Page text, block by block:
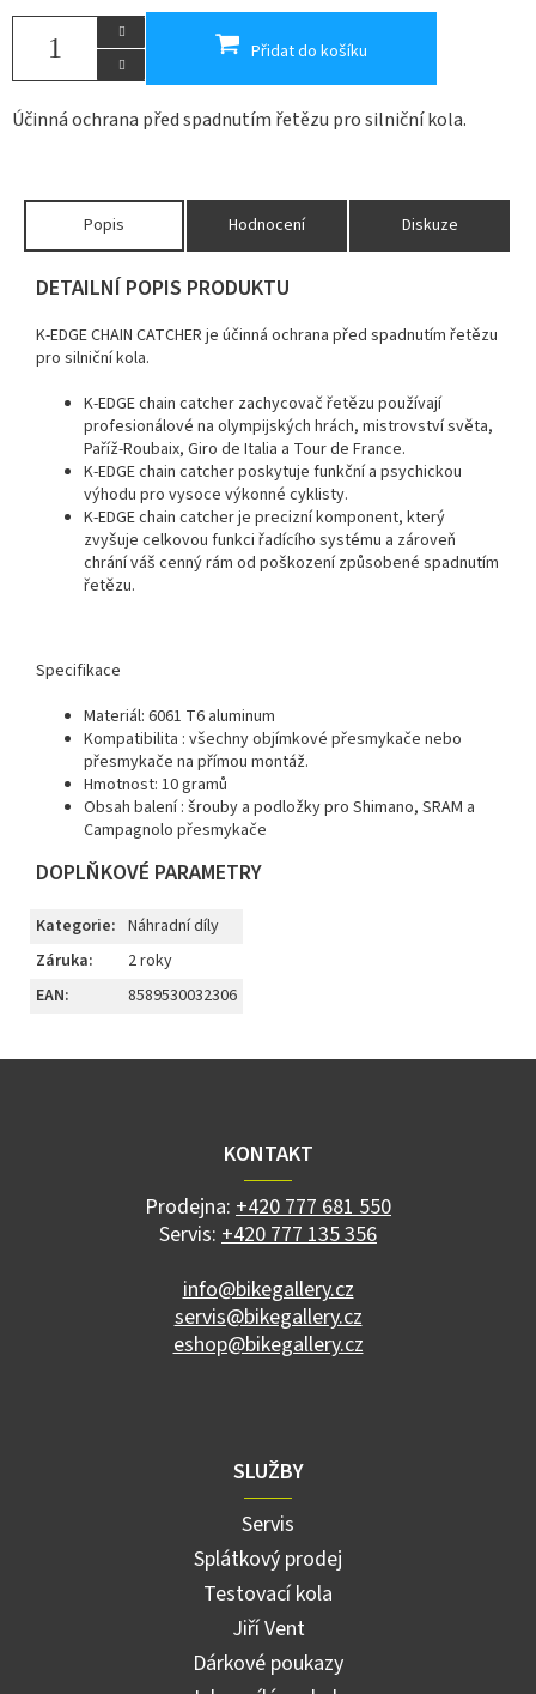
Přidat do košíku
Účinná ochrana před spadnutím řetězu pro silniční kola.
Popis Hodnocení Diskuze
DETAILNÍ POPIS PRODUKTU
K-EDGE CHAIN CATCHER je účinná ochrana před spadnutím řetězu
pro silniční kola.
K-EDGE chain catcher zachycovač řetězu používají
profesionálové na olympijských hrách, mistrovství světa,
Paříž-Roubaix, Giro de Italia a Tour de France.
K-EDGE chain catcher poskytuje funkční a psychickou
výhodu pro vysoce výkonné cyklisty.
K-EDGE chain catcher je precizní komponent, který
zvyšuje celkovou funkci řadícího systému a zároveň
chrání váš cenný rám od poškození způsobené spadnutím
řetězu.
Specifikace
Materiál: 6061 T6 aluminum
Kompatibilita : všechny objímkové přesmykače nebo
přesmykače na přímou montáž.
Hmotnost: 10 gramů
Obsah balení : šrouby a podložky pro Shimano, SRAM a
Campagnolo přesmykače
DOPLŇKOVÉ PARAMETRY
Kategorie: Náhradní díly
Záruka:
2 roky
EAN: 8589530032306
Z
KONTAKT
Prodejna: +420 777 681 550
Servis: +420 777 135 356
info@bikegallery.cz
servis@bikegallery.cz
eshop@bikegallery.cz
SLUŽBY
Servis
Splátkový prodej
Testovací kola
Jiří Vent
Dárkové poukazy